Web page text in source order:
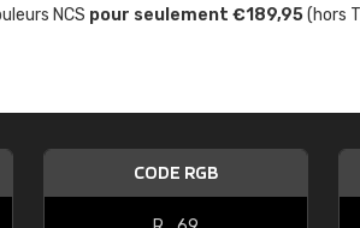
NCS pour seulement €189,95(hors
CODE RGB
"Le site ne
sont les
palettes de